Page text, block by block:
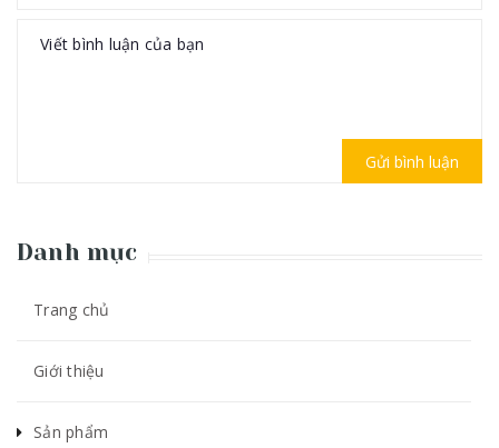
Gửi bình luận
Danh mục
Trang chủ
Giới thiệu
Sản phẩm